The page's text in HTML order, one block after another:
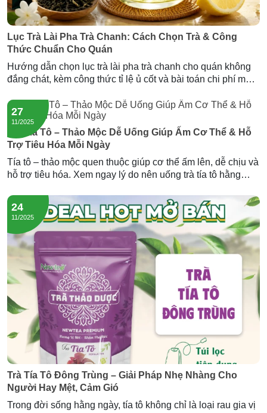
Lục Trà Lài Pha Trà Chanh: Cách Chọn Trà & Công
Thức Chuẩn Cho Quán
Hướng dẫn chọn lục trà lài pha trà chanh cho quán không
đắng chát, kèm công thức tỉ lệ ủ cốt và bài toán chi phí mỗi
27
11/2025
Trà Tía Tô – Thảo Mộc Dễ Uống Giúp Ấm Cơ Thể & Hỗ
Trợ Tiêu Hóa Mỗi Ngày
Tía tô – thảo mộc quen thuộc giúp cơ thể ấm lên, dễ chịu và
hỗ trợ tiêu hóa. Xem ngay lý do nên uống trà tía tô hằng
24
11/2025
Trà Tía Tô Đông Trùng – Giải Pháp Nhẹ Nhàng Cho
Người Hay Mệt, Cảm Gió
Trong đời sống hằng ngày, tía tô không chỉ là loại rau gia vị